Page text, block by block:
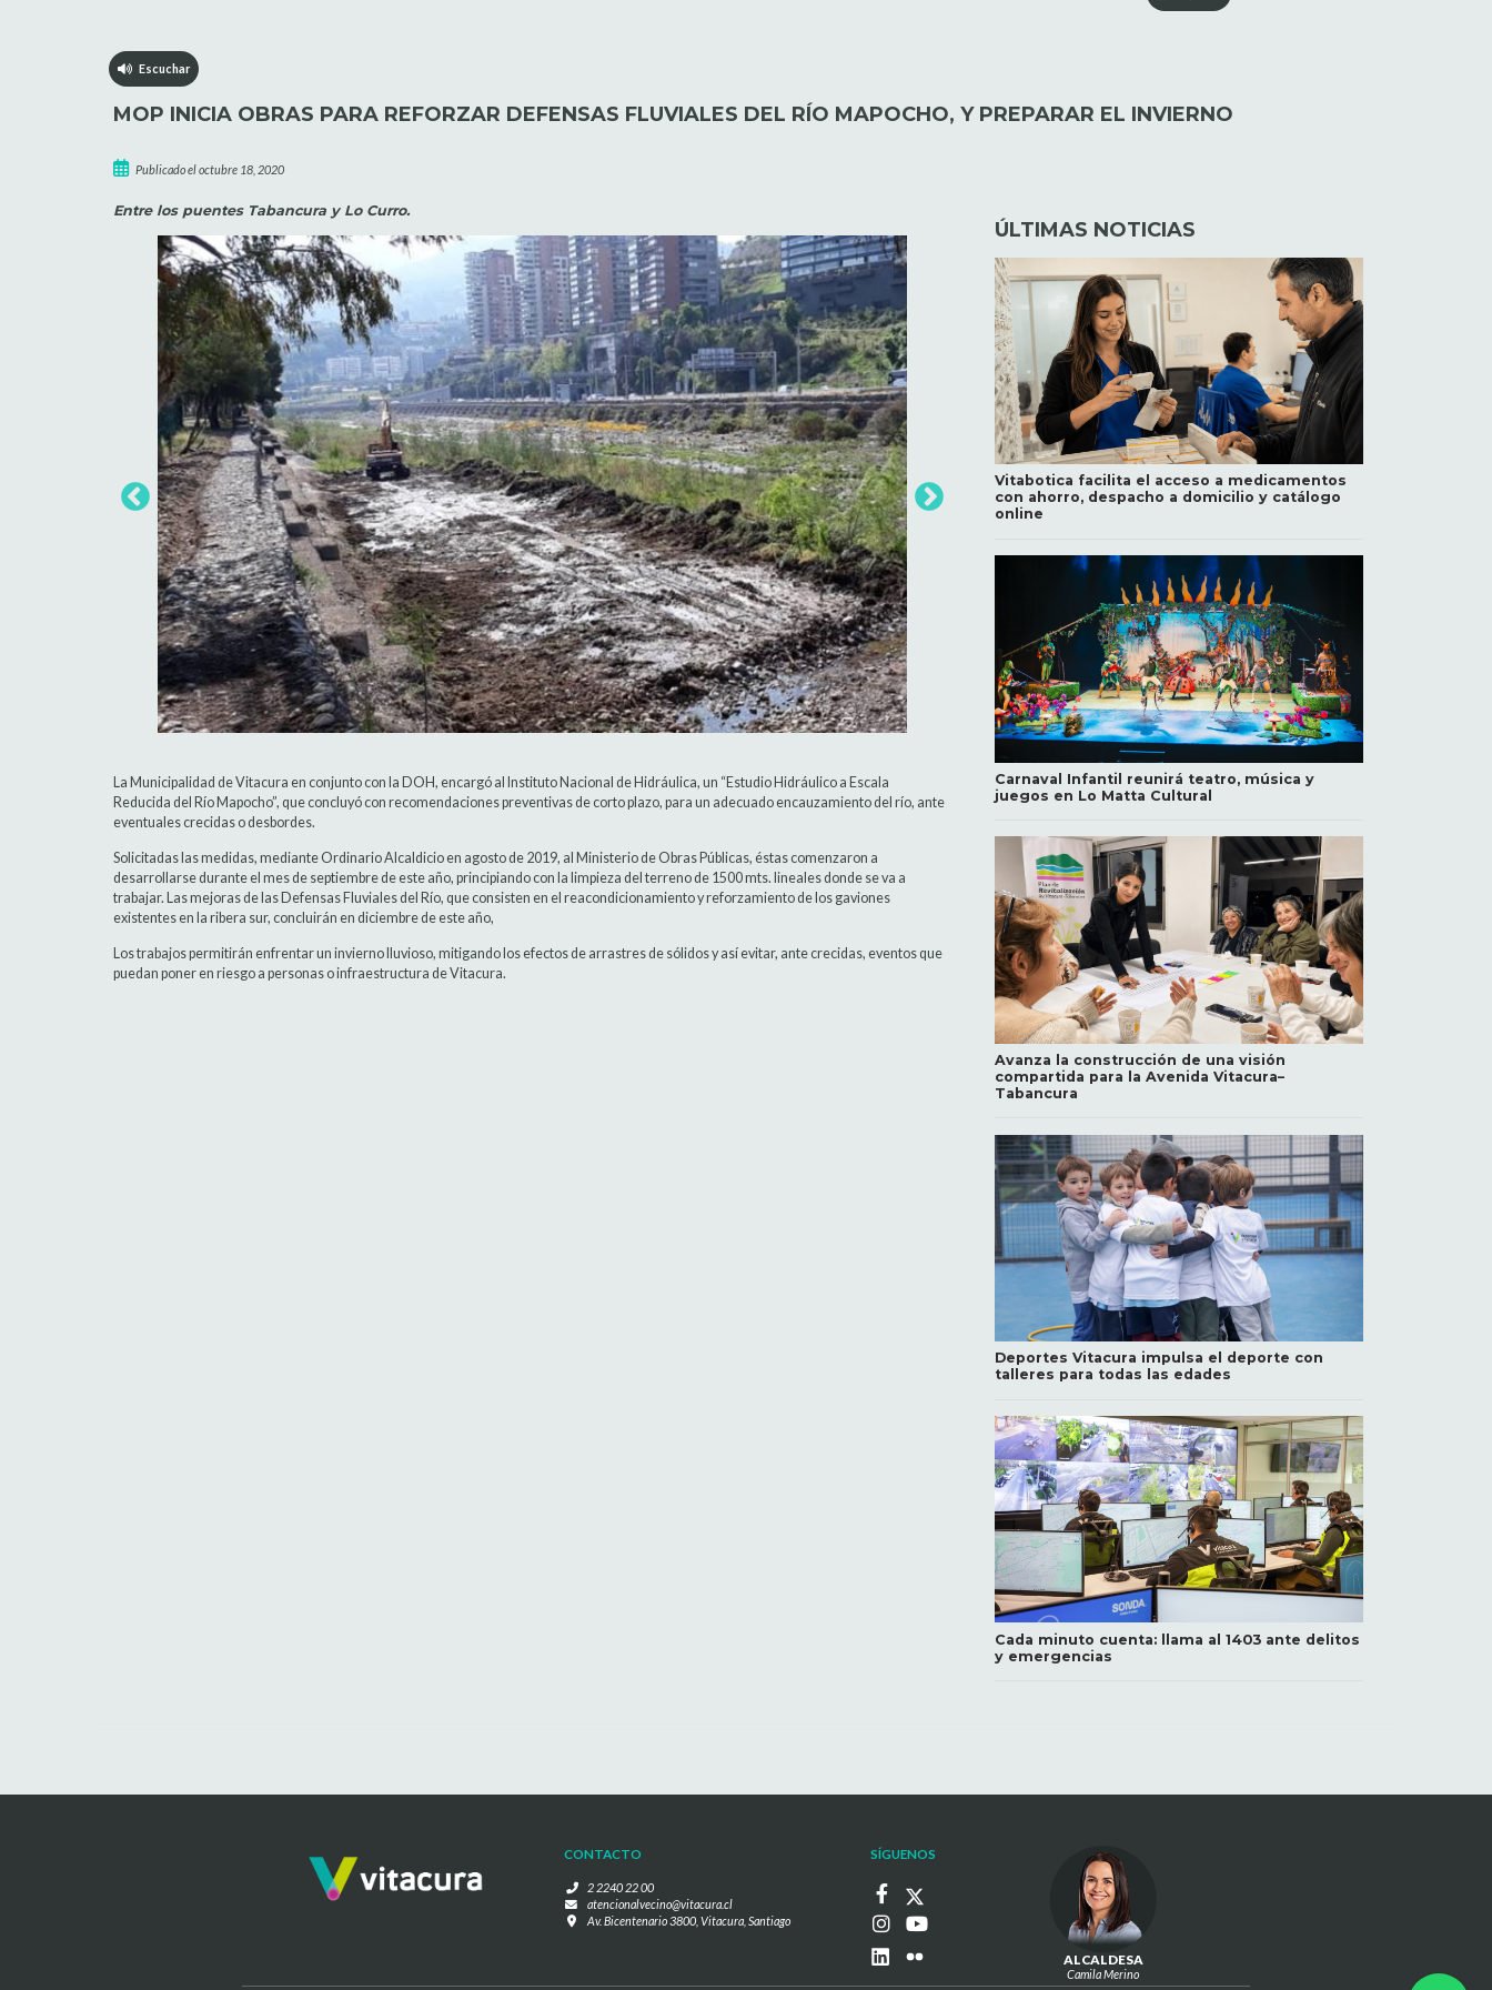
Escuchar
MOP INICIA OBRAS PARA REFORZAR DEFENSAS FLUVIALES DEL RÍO MAPOCHO, Y PREPARAR EL INVIERNO
Publicado el octubre 18, 2020
Entre los puentes Tabancura y Lo Curro.
La Municipalidad de Vitacura en conjunto con la DOH, encargó al Instituto Nacional de Hidráulica, un “Estudio Hidráulico a Escala
Reducida del Río Mapocho”, que concluyó con recomendaciones preventivas de corto plazo, para un adecuado encauzamiento del río, ante
eventuales crecidas o desbordes.
Solicitadas las medidas, mediante Ordinario Alcaldicio en agosto de 2019, al Ministerio de Obras Públicas, éstas comenzaron a
desarrollarse durante el mes de septiembre de este año, principiando con la limpieza del terreno de 1500 mts. lineales donde se va a
trabajar. Las mejoras de las Defensas Fluviales del Río, que consisten en el reacondicionamiento y reforzamiento de los gaviones
existentes en la ribera sur, concluirán en diciembre de este año,
Los trabajos permitirán enfrentar un invierno lluvioso, mitigando los efectos de arrastres de sólidos y así evitar, ante crecidas, eventos que
puedan poner en riesgo a personas o infraestructura de Vitacura.
ÚLTIMAS NOTICIAS
Vitabotica facilita el acceso a medicamentos
con ahorro, despacho a domicilio y catálogo
online
Carnaval Infantil reunirá teatro, música y
juegos en Lo Matta Cultural
Avanza la construcción de una visión
compartida para la Avenida Vitacura–
Tabancura
Deportes Vitacura impulsa el deporte con
talleres para todas las edades
Cada minuto cuenta: llama al 1403 ante delitos
y emergencias
CONTACTO
2 2240 22 00
atencionalvecino@vitacura.cl
Av. Bicentenario 3800, Vitacura, Santiago
SÍGUENOS
ALCALDESA
Camila Merino